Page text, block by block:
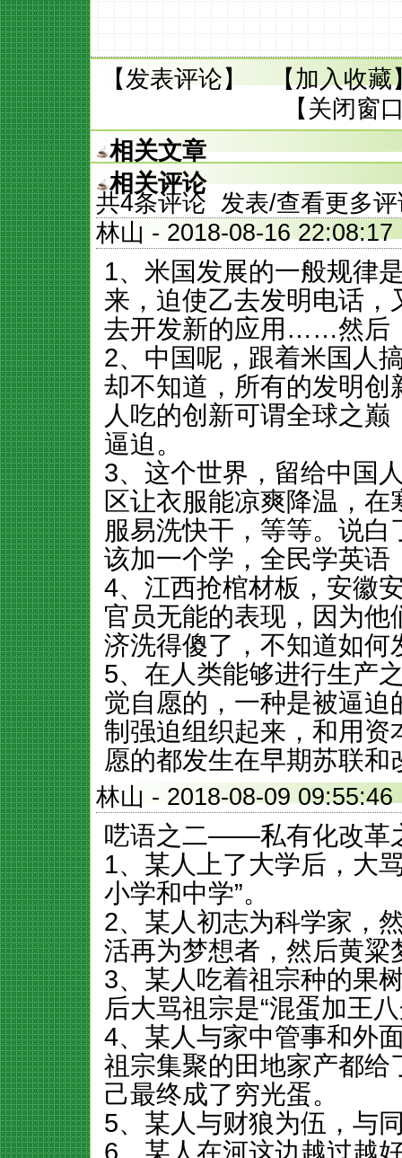
【发表评论】 【加入收藏
【 关闭窗
相关文章
相关评论
共4条评论 发表/查看更多评
林山 - 2018-08-16
1、米国发展的一般规律
来，迫使乙去发明电话
去开发新的应用……然后
2、中国呢，跟着米国人
却不知道，所有的发明
人吃的创新可谓全球之
逼迫。
3、这个世界，留给中国
区让衣服能凉爽降温，
服易洗快干，等等。说
该加一个学，全民学英
4、江西抢棺材板，安徽
官员无能的表现，因为
济洗得傻了，不知道如何
5、在人类能够进行生产
觉自愿的，一种是被逼
制强迫组织起来，和用
愿的都发生在早期苏联和
林山 - 2018-08-09
呓语之二——私有化改革
1、某人上了大学后，大
小学和中学”。
2、某人初志为科学家，
活再为梦想者，然后黄
3、某人吃着祖宗种的果
后大骂祖宗是“混蛋加王
4、某人与家中管事和外
祖宗集聚的田地家产都
己最终成了穷光蛋。
5、某人与财狼为伍，与
6、某人在河这边越过越